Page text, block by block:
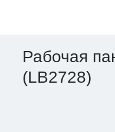
Рабочая
(LB2728)